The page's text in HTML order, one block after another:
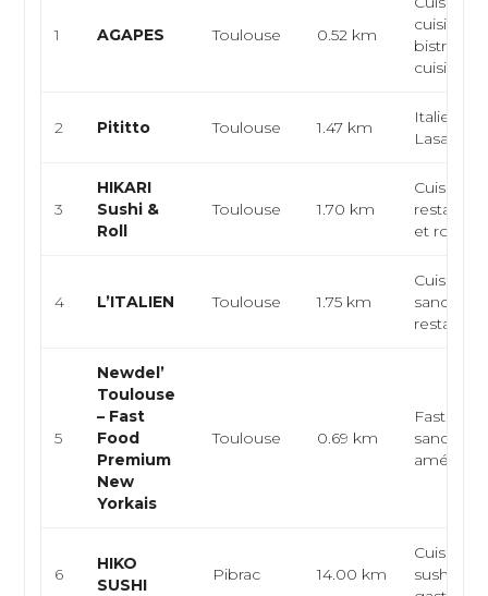
1 AGAPES Toulouse 0.52 km
cuisine
cuisine
2 Pititto Toulouse 1.47 km
Italienne,
Lasagnes
3
HIKARI
Sushi &
Roll
Toulouse 1.70 km
Cuisine
et rolls,
4 L’ITALIEN Toulouse 1.75 km
Cuisine
5
Newdel’
Toulouse
– Fast
Food
Premium
New
Yorkais
Toulouse 0.69 km
Fast
6
HIKO
SUSHI
Pibrac 14.00 km
Cuisine
sushi,